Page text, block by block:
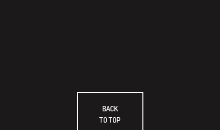
BACK
TO TOP